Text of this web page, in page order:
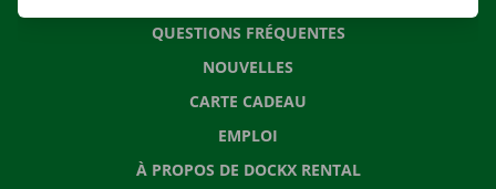
QUESTIONS FRÉQUENTES
NOUVELLES
CARTE CADEAU
EMPLOI
À PROPOS DE DOCKX RENTAL